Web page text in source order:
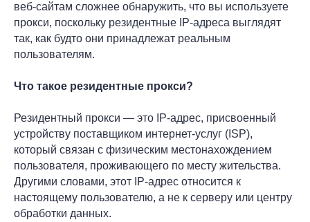
веб-сайтам сложнее обнаружить, что вы используете
прокси, поскольку резидентные IP-адреса выглядят
так, как будто они принадлежат реальным
пользователям.
Что такое резидентные прокси?
Резидентный прокси — это IP-адрес, присвоенный
устройству поставщиком интернет-услуг (ISP),
который связан с физическим местонахождением
пользователя, проживающего по месту жительства.
Другими словами, этот IP-адрес относится к
настоящему пользователю, а не к серверу или центру
обработки данных.